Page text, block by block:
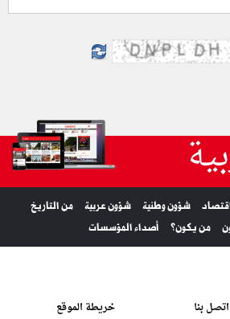
شؤون وطنية شؤون عربية
من التاريخ
من يكون؟ أصداء المؤسسات
اتصل بنا خريطة الموقع